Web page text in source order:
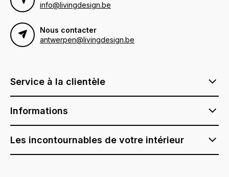
info@livingdesign.be
Nous contacter
antwerpen@livingdesign.be
Service à la clientèle
Informations
Les incontournables de votre intérieur